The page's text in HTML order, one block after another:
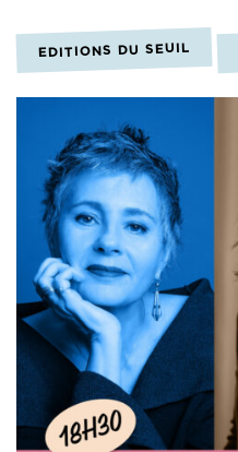
EDITIONS DU SEUIL